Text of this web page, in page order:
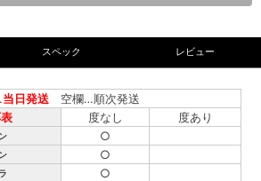
スペック レビュー
当日発送 空欄…順次発送
度なし 度あり
○
○
○